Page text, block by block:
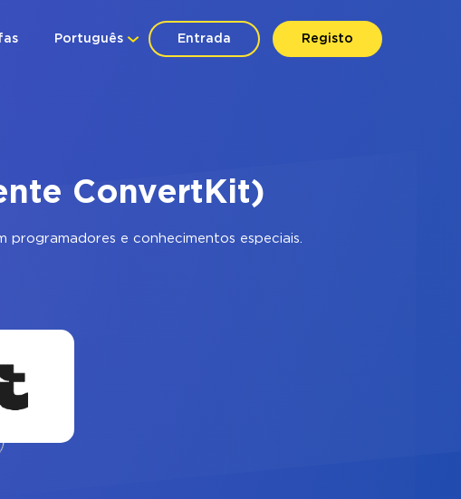
Entrada Registo
Português
ConvertKit)
e conhecimentos especiais.